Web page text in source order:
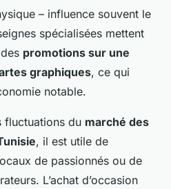
– influence souvent le
spécialisées mettent
promotions sur une
graphiques, ce qui
notable.
fluctuations du marché des
, il est utile de
de passionnés ou de
L’achat d’occasion